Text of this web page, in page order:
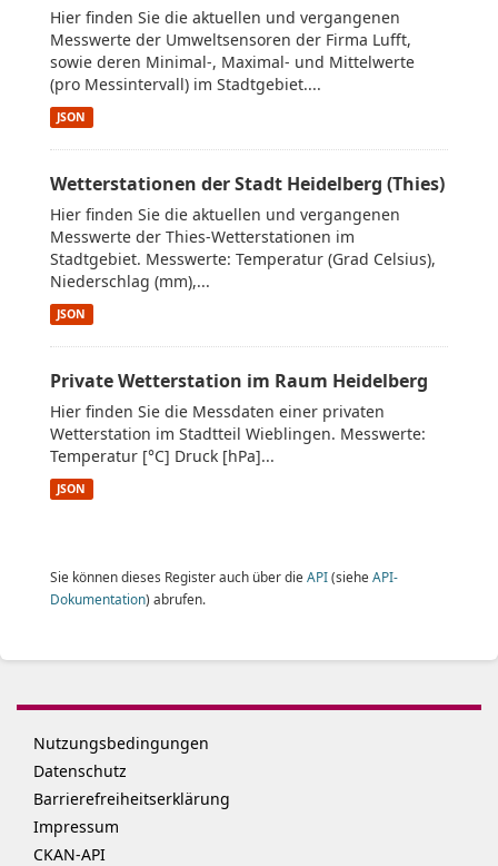
Hier finden Sie die aktuellen und vergangenen
Messwerte der Umweltsensoren der Firma Lufft,
sowie deren Minimal-, Maximal- und Mittelwerte
(pro Messintervall) im Stadtgebiet....
JSON
Wetterstationen der Stadt Heidelberg (Thies)
Hier finden Sie die aktuellen und vergangenen
Messwerte der Thies-Wetterstationen im
Stadtgebiet. Messwerte: Temperatur (Grad Celsius),
Niederschlag (mm),...
JSON
Private Wetterstation im Raum Heidelberg
Hier finden Sie die Messdaten einer privaten
Wetterstation im Stadtteil Wieblingen. Messwerte:
Temperatur [°C] Druck [hPa]...
JSON
Sie können dieses Register auch über die API(siehe API-
Dokumentation) abrufen.
Nutzungsbedingungen
Datenschutz
Barrierefreiheitserklärung
Impressum
CKAN-API